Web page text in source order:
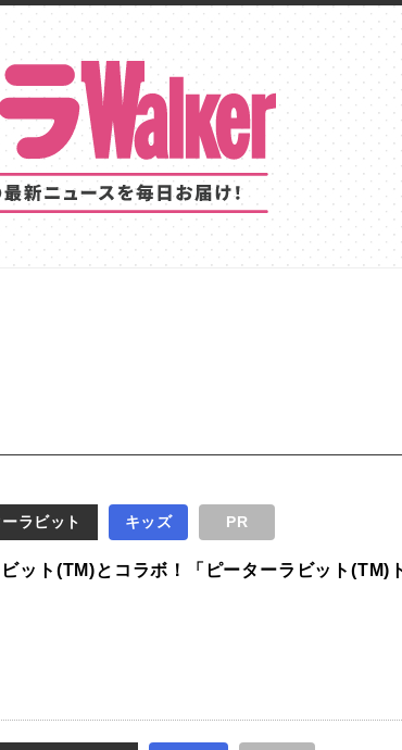
ラビット キッズ PR
ット(TM)とコラボ！「ピーターラビット(TM)